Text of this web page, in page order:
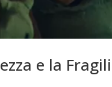
e la